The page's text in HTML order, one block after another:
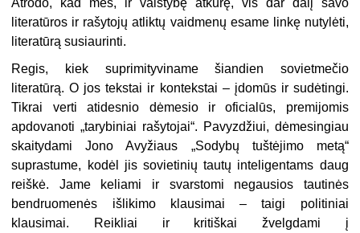
literatūros ir rašytojų atliktų vaidmenų esame linkę nutylėti,
literatūrą susiaurinti.
Regis, kiek suprimityviname šiandien sovietmečio
literatūrą. O jos tekstai ir kontekstai – įdomūs ir sudėtingi.
Tikrai verti atidesnio dėmesio ir oficialūs, premijomis
apdovanoti „tarybiniai rašytojai“. Pavyzdžiui, dėmesingiau
skaitydami Jono Avyžiaus „Sodybų tuštėjimo metą“
suprastume, kodėl jis sovietinių tautų inteligentams daug
reiškė. Jame keliami ir svarstomi negausios tautinės
bendruomenės išlikimo klausimai – taigi politiniai
klausimai. Reikliai ir kritiškai žvelgdami į